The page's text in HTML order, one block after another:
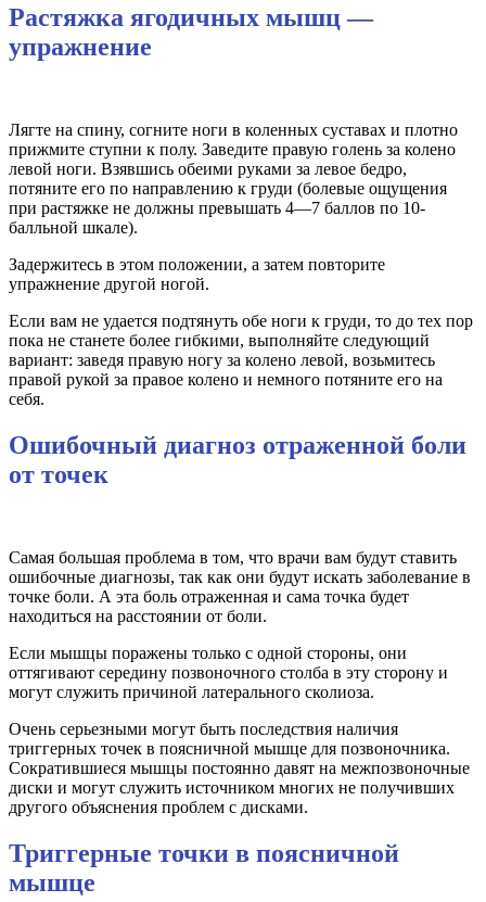
Растяжка ягодичных мышц —
упражнение
Лягте на спину, согните ноги в коленных суставах и плотно
прижмите ступни к полу. Заведите правую голень за колено
левой ноги. Взявшись обеими руками за левое бедро,
потяните его по направлению к груди (болевые ощущения
при растяжке не должны превышать 4—7 баллов по 10-
балльной шкале).
Задержитесь в этом положении, а затем повторите
упражнение другой ногой.
Если вам не удается подтянуть обе ноги к груди, то до тех пор
пока не станете более гибкими, выполняйте следующий
вариант: заведя правую ногу за колено левой, возьмитесь
правой рукой за правое колено и немного потяните его на
себя.
Ошибочный диагноз отраженной боли
от точек
Самая большая проблема в том, что врачи вам будут ставить
ошибочные диагнозы, так как они будут искать заболевание в
точке боли. А эта боль отраженная и сама точка будет
находиться на расстоянии от боли.
Если мышцы поражены только с одной стороны, они
оттягивают середину позво­ночного столба в эту сторону и
могут служить причиной латерального сколиоза.
Очень серьезными могут быть последствия наличия
триггерных точек в поясничной мышце для позвоночника.
Сократившиеся мышцы постоянно давят на межпозвоночные
диски и могут служить источником многих не получивших
другого объяснения проблем с дисками.
Триггерные точки в поясничной
мышце